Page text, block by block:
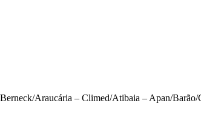
Araucária – Climed/Atibaia – Apan/